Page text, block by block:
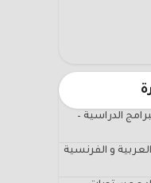
الدراسية –
و الفرنسية